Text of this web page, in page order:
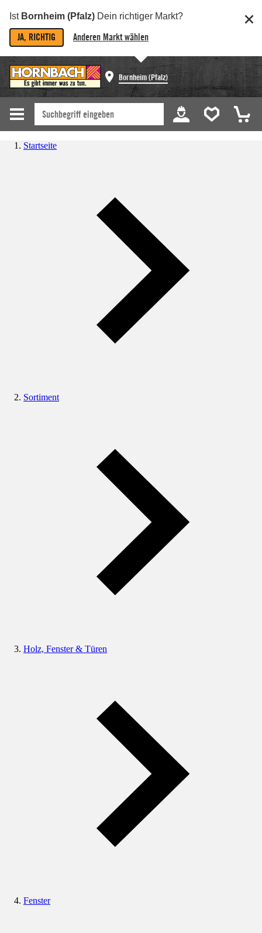
Ist Bornheim (Pfalz) Dein richtiger Markt?
JA, RICHTIG Anderen Markt wählen
Bornheim (Pfalz)
Startseite
Sortiment
Holz, Fenster & Türen
Fenster